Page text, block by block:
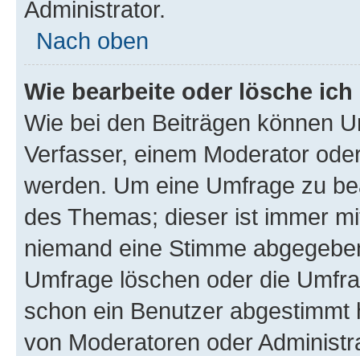
Administrator.
Nach oben
Wie bearbeite oder lösche
Wie bei den Beiträgen können
Verfasser, einem Moderator
werden. Um eine Umfrage zu
des Themas; dieser ist immer
niemand eine Stimme
Umfrage löschen oder die
schon ein Benutzer
von Moderatoren oder